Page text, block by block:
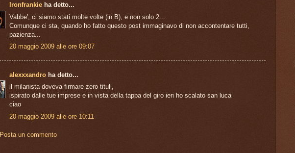
Ironfrankie ha detto...
Vabbe', ci siamo stati molte volte (in B), e non solo 2...
Comunque ci sta, quando ho fatto questo post immaginavo di non accontentare tutti,
pazienza...
20 maggio 2009 alle ore 09:07
alexxxandro ha detto...
il milanista doveva firmare zero tituli,
ispirato dalle tue imprese e in vista della tappa del giro ieri ho scalato san luca
ciao
20 maggio 2009 alle ore 10:11
Posta un commento